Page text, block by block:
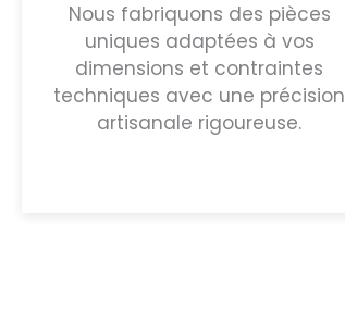
Nous fabriquons des pièces
uniques adaptées à vos
dimensions et contraintes
techniques avec une précision
artisanale rigoureuse.